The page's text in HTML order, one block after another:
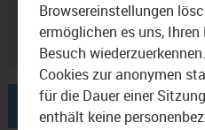
Das Stadtfest
Waldkraiburg geht wieder
Browsereinstellungen
ermöglichen es uns,
Besuch
Cookies zur anonymen
für die Dauer einer
enthält keine